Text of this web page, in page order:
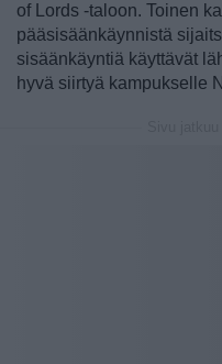
of Lords -taloon. Toinen
pääsisäänkäynnistä
sisäänkäyntiä käyttävät
hyvä siirtyä kampukselle